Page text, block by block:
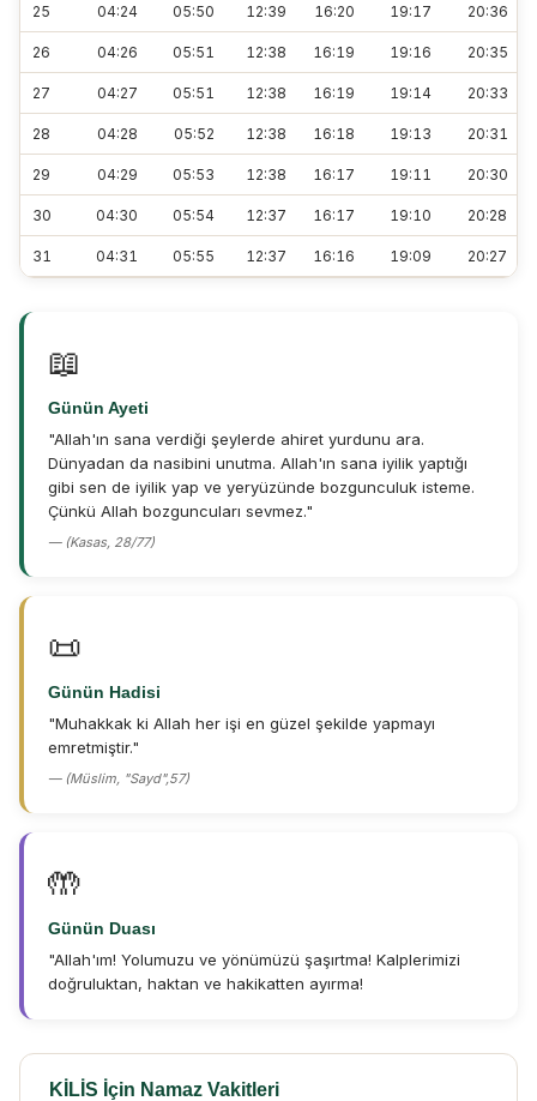
25 04:24 05:50 12:39 16:20 19:17 20:36
26 04:26 05:51 12:38 16:19 19:16 20:35
27 04:27 05:51 12:38 16:19 19:14 20:33
28 04:28 05:52 12:38 16:18 19:13 20:31
29 04:29 05:53 12:38 16:17 19:11 20:30
30 04:30 05:54 12:37 16:17 19:10 20:28
31 04:31 05:55 12:37 16:16 19:09 20:27
📖
Günün Ayeti
"Allah'ın sana verdiği şeylerde ahiret yurdunu ara.
Dünyadan da nasibini unutma. Allah'ın sana iyilik yaptığı
gibi sen de iyilik yap ve yeryüzünde bozgunculuk isteme.
Çünkü Allah bozguncuları sevmez."
— (Kasas, 28/77)
📜
Günün Hadisi
"Muhakkak ki Allah her işi en güzel şekilde yapmayı
emretmiştir."
— (Müslim, "Sayd",57)
🤲
Günün Duası
"Allah'ım! Yolumuzu ve yönümüzü şaşırtma! Kalplerimizi
doğruluktan, haktan ve hakikatten ayırma!
KİLİS İçin Namaz Vakitleri